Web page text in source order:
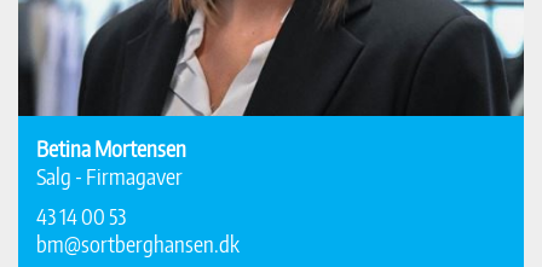
Betina Mortensen
Salg - Firmagaver
43 14 00 53
bm@sortberghansen.dk